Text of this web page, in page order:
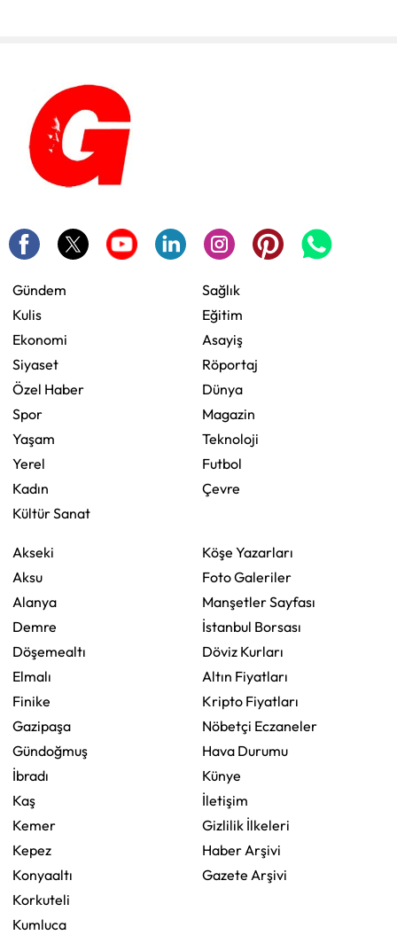
Gündem
Kulis
Ekonomi
Siyaset
Özel Haber
Spor
Yaşam
Yerel
Kadın
Kültür Sanat
Sağlık
Eğitim
Asayiş
Röportaj
Dünya
Magazin
Teknoloji
Futbol
Çevre
Akseki
Aksu
Alanya
Demre
Döşemealtı
Elmalı
Finike
Gazipaşa
Gündoğmuş
İbradı
Kaş
Kemer
Kepez
Konyaaltı
Korkuteli
Kumluca
Köşe Yazarları
Foto Galeriler
Manşetler Sayfası
İstanbul Borsası
Döviz Kurları
Altın Fiyatları
Kripto Fiyatları
Nöbetçi Eczaneler
Hava Durumu
Künye
İletişim
Gizlilik İlkeleri
Haber Arşivi
Gazete Arşivi